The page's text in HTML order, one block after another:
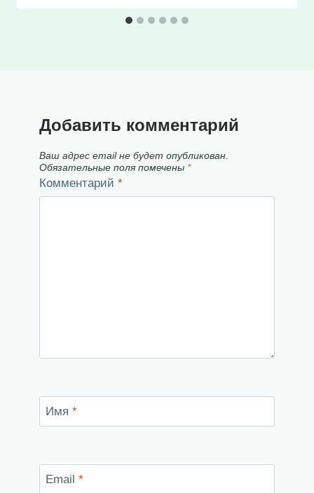
Добавить комментарий
Ваш адрес email не будет опубликован.
Обязательные поля помечены *
Комментарий *
Имя *
Email *